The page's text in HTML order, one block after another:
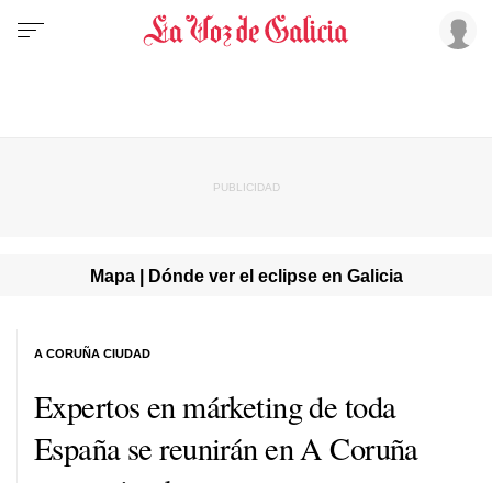
Mapa | Dónde ver el eclipse en Galicia
Expertos en márketing de toda
España se reunirán en A Coruña
A CORUÑA CIUDAD